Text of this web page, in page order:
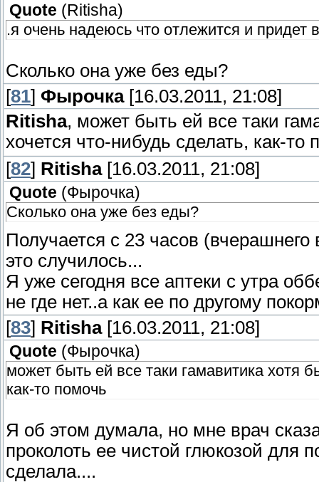
Quote (Ritisha)
.я очень надеюсь что отлежится и придет
Сколько она уже без еды?
[81] Фырочка[16.03.2011, 21:08]
Ritisha, может быть ей все таки
хочется что-нибудь сделать, как-то
[82] Ritisha[16.03.2011, 21:08]
Quote (Фырочка)
Сколько она уже без еды?
Получается с 23 часов
это случилось...
Я уже сегодня все аптеки с утра
не где нет..а как ее по другому
[83] Ritisha[16.03.2011, 21:08]
Quote (Фырочка)
может быть ей все таки гамавитика хотя
как-то помочь
Я об этом думала, но мне врач
проколоть ее чистой глюкозой для
сделала....